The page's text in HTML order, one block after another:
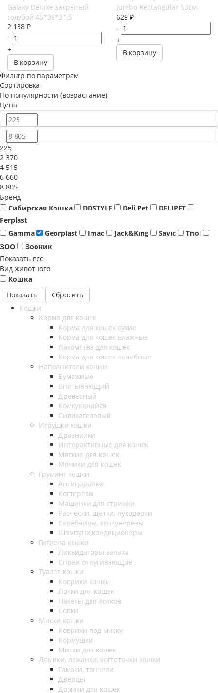
Galaxy Deluxe закрытый
голубой 45*36*31,5
2 138 ₽
-
+
В корзину
Jumbo Rectangular 53см
629 ₽
-
+
В корзину
Фильтр по параметрам
Сортировка
По популярности (возрастание)
Цена
225
2 370
4 515
6 660
8 805
Бренд
Сибирская Кошка
DDSTYLE Deli Pet
DELIPET
Ferplast
Gamma
Georplast Imac Jack&King Savic
Triol
ЗОО
Зооник
Показать все
Вид животного
Кошка
Сбросить
Кошки
Корма для кошек
Корма для кошек сухие
Корма для кошек влажные
Лакомства для кошек
Корма для кошек лечебные
Наполнители кошки
Бумажные
Впитывающий
Древесный
Комкующийся
Силикагелевый
Игрушки кошки
Дразнилки
Интерактивные для кошек
Мягкие для кошек
Мячики для кошек
Груминг кошки
Антицарапки
Когтерезы
Машинки для стрижки
Расчески, щетки, пуходерки
Скребницы, колтунорезы
Шампуни,кондиционеры
Гигиена кошки
Ликвидаторы запаха
Спреи отпугивающие
Туалет кошки
Коврики кошки
Лотки для кошек
Пакеты для лотков
Совки
Миски кошки
Коврики под миску
Кормушки
Миски для кошек
Домики, лежанки, когтеточки кошки
Гамаки, тоннели
Дверцы
Домики для кошек